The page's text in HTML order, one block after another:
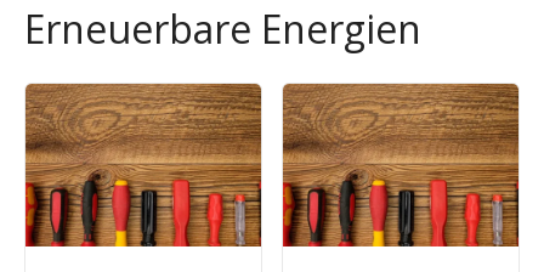
Erneuerbare Energien